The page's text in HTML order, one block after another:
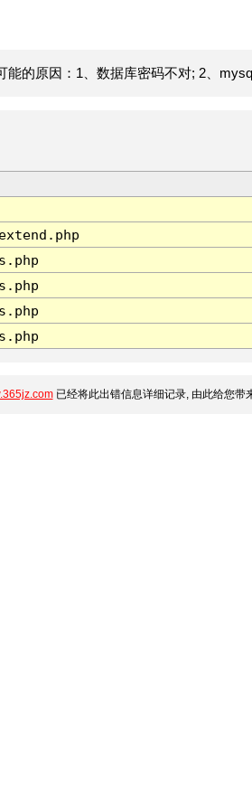
的原因：1、数据库密码不对; 2、
已经将此出错信息详细记录, 由此给您带